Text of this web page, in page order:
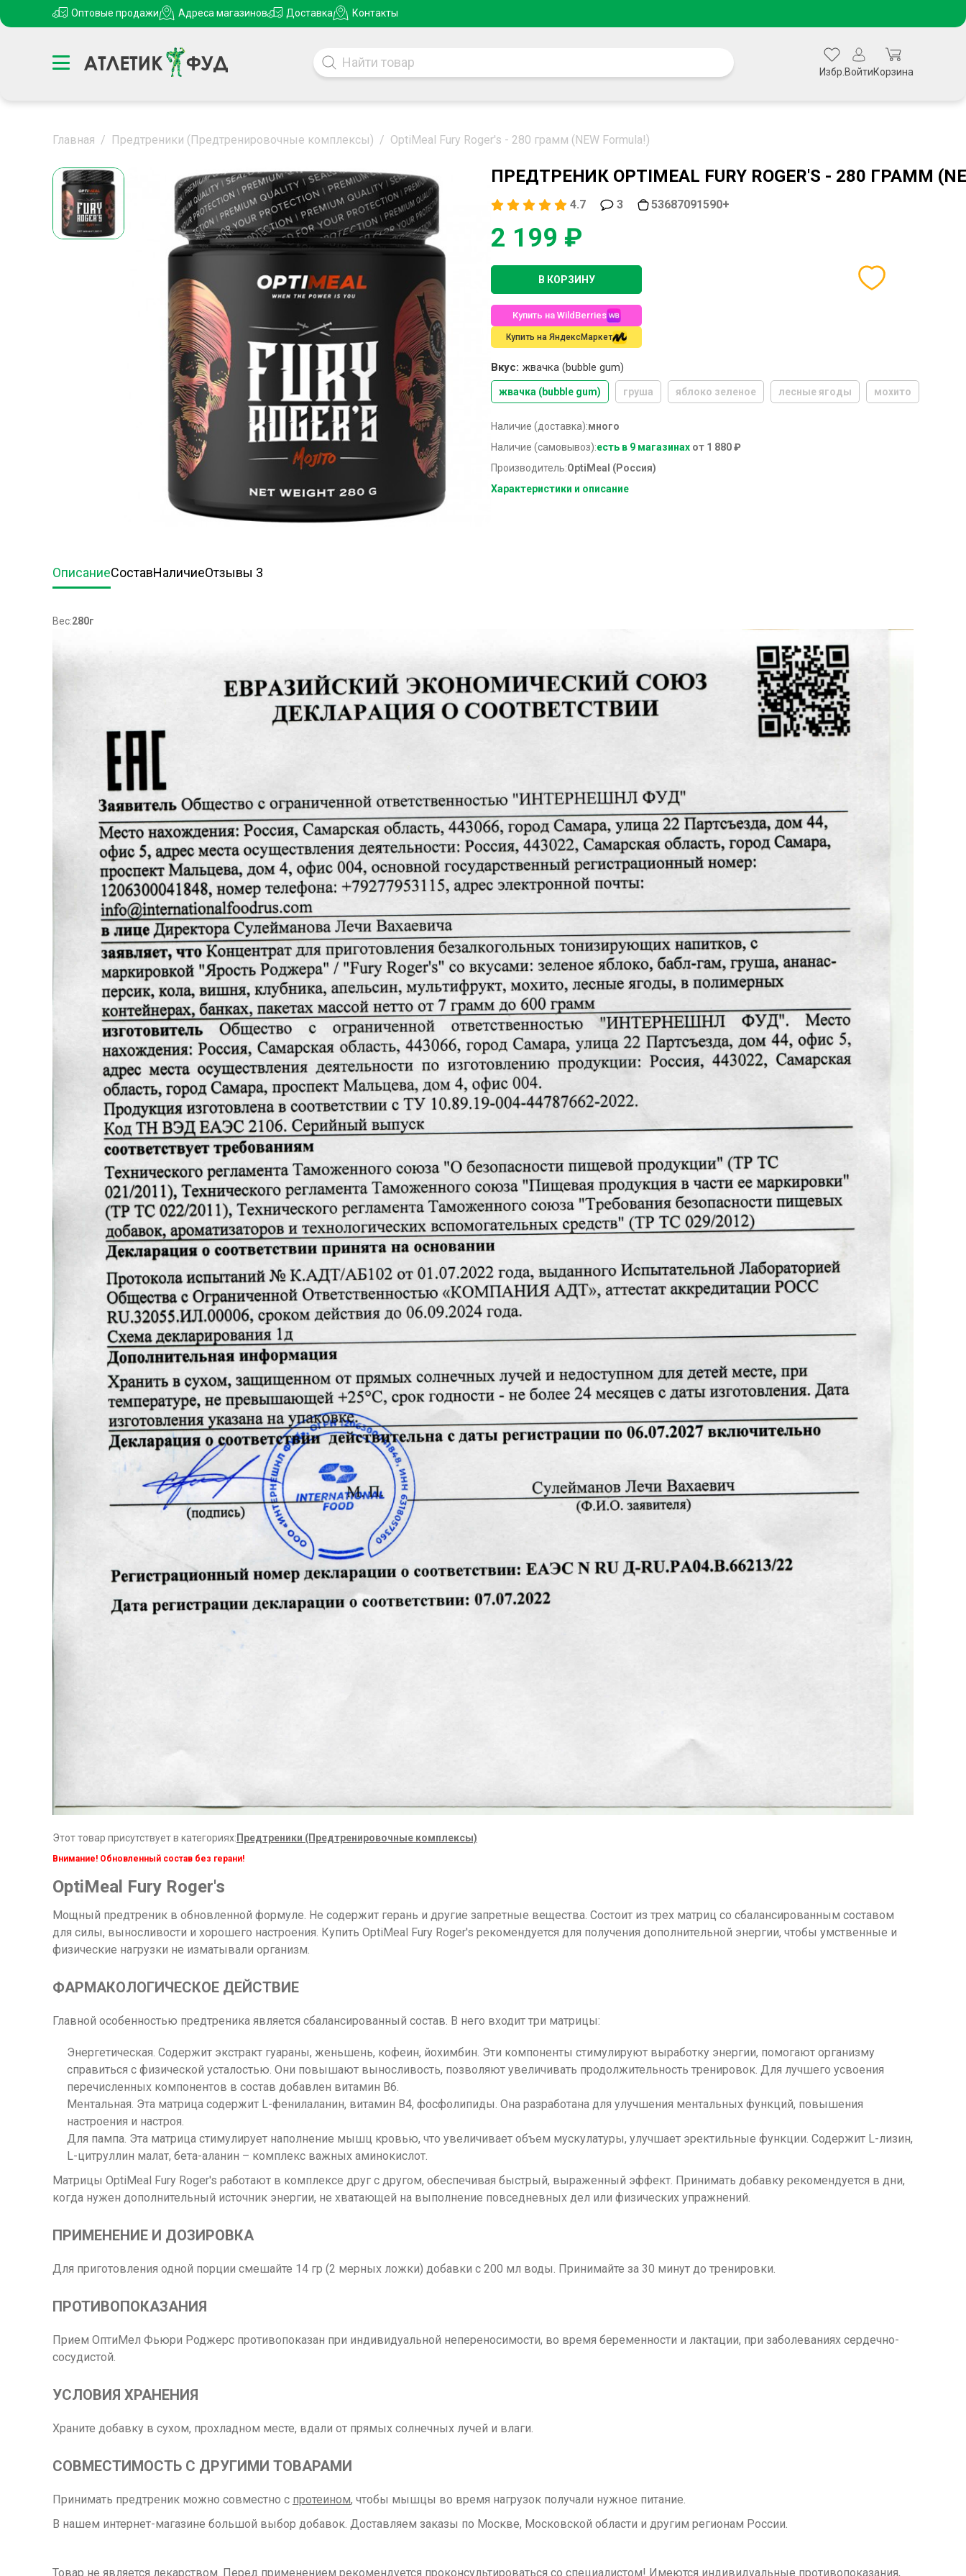
Оптовые продажи Адреса магазинов Доставка Контакты
Избр. ВойтиКорзина
Главная / Предтреники (Предтренировочные комплексы) / OptiMeal Fury Roger's - 280 грамм (NEW Formula!)
ПРЕДТРЕНИК OPTIMEAL FURY ROGER'S - 280 ГРАММ
4.7 3 53687091590+
2 199 ₽
В КОРЗИНУ
Купить на WildBerries
Купить на ЯндексМаркет
Вкус: жвачка (bubble gum)
жвачка (bubble gum) груша яблоко зеленое лесные ягоды мохито
Наличие (доставка):много
Наличие (самовывоз):есть в 9 магазинах от 1 880 ₽
Производитель:OptiMeal (Россия)
Характеристики и описание
Описание
Вес:280г
Этот товар присутствует в категориях:Предтреники (Предтренировочные комплексы)
Внимание! Обновленный состав без герани!
OptiMeal Fury Roger's
Мощный предтреник в обновленной формуле. Не содержит герань и другие запретные вещества. Состоит из трех матриц со сбалансированным составом
для силы, выносливости и хорошего настроения. Купить OptiMeal Fury Roger's рекомендуется для получения дополнительной энергии, чтобы умственные и
физические нагрузки не изматывали организм.
ФАРМАКОЛОГИЧЕСКОЕ ДЕЙСТВИЕ
Главной особенностью предтреника является сбалансированный состав. В него входит три матрицы:
Энергетическая. Содержит экстракт гуараны, женьшень, кофеин, йохимбин. Эти компоненты стимулируют выработку энергии, помогают организму
справиться с физической усталостью. Они повышают выносливость, позволяют увеличивать продолжительность тренировок. Для лучшего усвоения
перечисленных компонентов в состав добавлен витамин B6.
Ментальная. Эта матрица содержит L-фенилаланин, витамин B4, фосфолипиды. Она разработана для улучшения ментальных функций, повышения
настроения и настроя.
Для пампа. Эта матрица стимулирует наполнение мышц кровью, что увеличивает объем мускулатуры, улучшает эректильные функции. Содержит L-лизин,
L-цитруллин малат, бета-аланин – комплекс важных аминокислот.
Матрицы OptiMeal Fury Roger's работают в комплексе друг с другом, обеспечивая быстрый, выраженный эффект. Принимать добавку рекомендуется в дни,
когда нужен дополнительный источник энергии, не хватающей на выполнение повседневных дел или физических упражнений.
ПРИМЕНЕНИЕ И ДОЗИРОВКА
Для приготовления одной порции смешайте 14 гр (2 мерных ложки) добавки с 200 мл воды. Принимайте за 30 минут до тренировки.
ПРОТИВОПОКАЗАНИЯ
Прием ОптиМел Фьюри Роджерс противопоказан при индивидуальной непереносимости, во время беременности и лактации, при заболеваниях сердечно-
сосудистой.
УСЛОВИЯ ХРАНЕНИЯ
Храните добавку в сухом, прохладном месте, вдали от прямых солнечных лучей и влаги.
СОВМЕСТИМОСТЬ С ДРУГИМИ ТОВАРАМИ
Принимать предтреник можно совместно с протеином, чтобы мышцы во время нагрузок получали нужное питание.
В нашем интернет-магазине большой выбор добавок. Доставляем заказы по Москве, Московской области и другим регионам России.
Товар не является лекарством. Перед применением рекомендуется проконсультироваться со специалистом! Имеются индивидуальные противопоказания,
СоставНаличиеОтзывы 3